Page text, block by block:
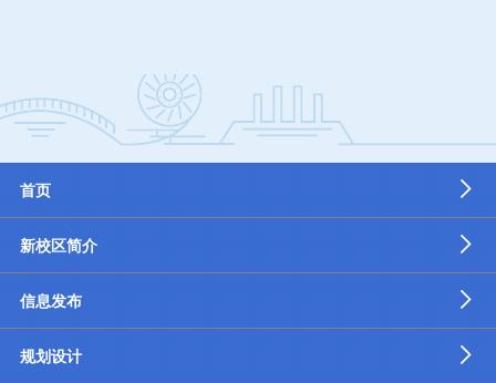
首页
新校区简介
信息发布
规划设计